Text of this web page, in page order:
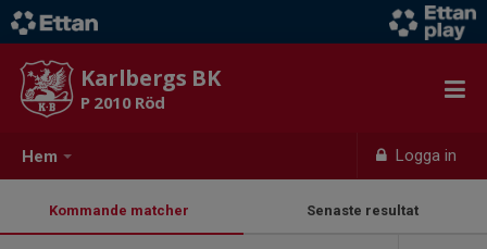
Hem Logga in
Karlbergs BK
P 2010 Röd
Kommande matcher Senaste resultat